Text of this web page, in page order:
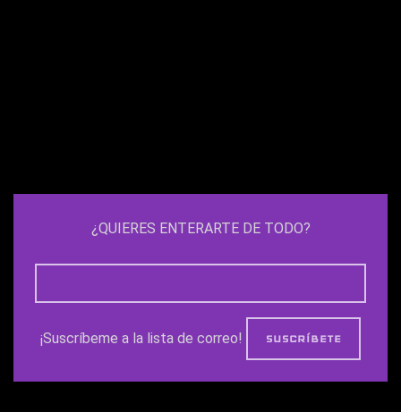
¿QUIERES ENTERARTE DE TODO?
¡Suscríbeme a la lista de correo!